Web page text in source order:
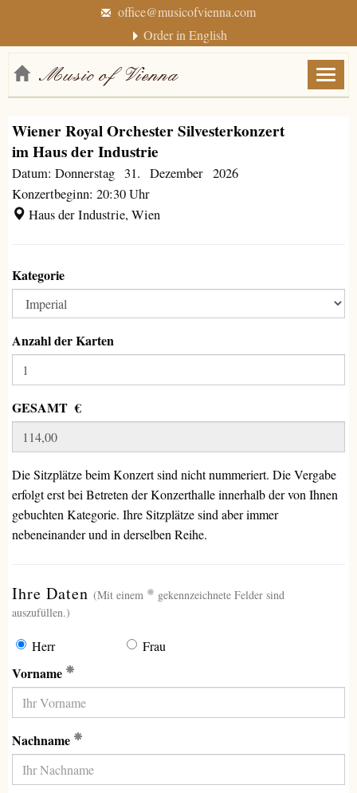
office@musicofvienna.com
Order in English
Menü
Wiener Royal Orchester Silvesterkonzert
im Haus der Industrie
Datum: Donnerstag 31. Dezember 2026
Konzertbeginn: 20:30 Uhr
Haus der Industrie, Wien
Kategorie
Anzahl der Karten
GESAMT €
Die Sitzplätze beim Konzert sind nicht nummeriert. Die Vergabe
erfolgt erst bei Betreten der Konzerthalle innerhalb der von Ihnen
gebuchten Kategorie. Ihre Sitzplätze sind aber immer
nebeneinander und in derselben Reihe.
Ihre Daten (Mit einem (erforderlich)
gekennzeichnete Felder sind
auszufüllen.)
Herr Frau
Vorname
Nachname